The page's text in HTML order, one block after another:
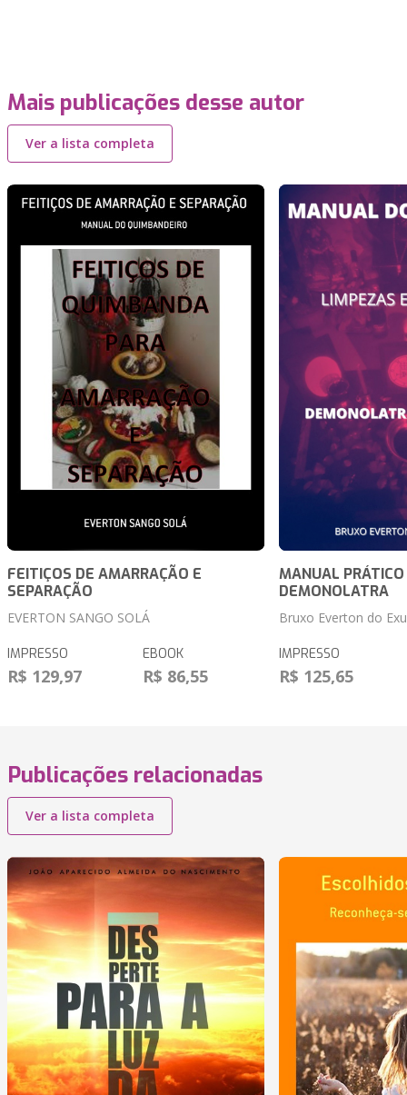
Mais publicações desse autor
Ver a lista completa
FEITIÇOS DE AMARRAÇÃO E
SEPARAÇÃO
EVERTON SANGO SOLÁ
IMPRESSO
R$ 129,97
EBOOK
R$ 86,55
MANUAL
DEMONOLATRA
Bruxo Everton do
IMPRESSO
R$ 125,65
Publicações relacionadas
Ver a lista completa